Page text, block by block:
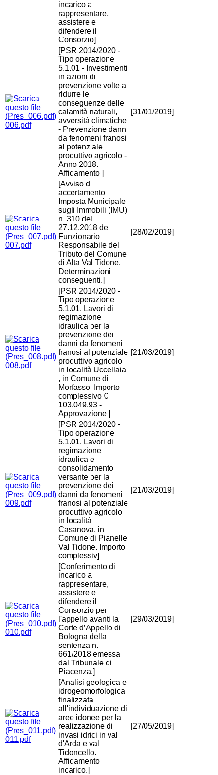
incarico a
rappresentare,
assistere e
difendere il
Consorzio]
006.pdf
[PSR 2014/2020 -
Tipo operazione
5.1.01 - Investimenti
in azioni di
prevenzione volte a
ridurre le
conseguenze delle
calamità naturali,
avversità climatiche
- Prevenzione danni
da fenomeni franosi
al potenziale
produttivo agricolo -
Anno 2018.
Affidamento ]
[31/01/2019]
007.pdf
[Avviso di
accertamento
Imposta Municipale
sugli Immobili (IMU)
n. 310 del
27.12.2018 del
Funzionario
Responsabile del
Tributo del Comune
di Alta Val Tidone.
Determinazioni
conseguenti.]
[28/02/2019]
008.pdf
[PSR 2014/2020 -
Tipo operazione
5.1.01. Lavori di
regimazione
idraulica per la
prevenzione dei
danni da fenomeni
franosi al potenziale
produttivo agricolo
in località Uccellaia
, in Comune di
Morfasso. Importo
complessivo €
103.049,93 -
Approvazione ]
[21/03/2019]
009.pdf
[PSR 2014/2020 -
Tipo operazione
5.1.01. Lavori di
regimazione
idraulica e
consolidamento
versante per la
prevenzione dei
danni da fenomeni
franosi al potenziale
produttivo agricolo
in località
Casanova, in
Comune di Pianelle
Val Tidone. Importo
complessiv]
[21/03/2019]
010.pdf
[Conferimento di
incarico a
rappresentare,
assistere e
difendere il
Consorzio per
l'appello avanti la
Corte d’Appello di
Bologna della
sentenza n.
661/2018 emessa
dal Tribunale di
Piacenza.]
[29/03/2019]
011.pdf
[Analisi geologica e
idrogeomorfologica
finalizzata
all'individuazione di
aree idonee per la
realizzazione di
invasi idrici in val
d'Arda e val
Tidoncello.
Affidamento
incarico.]
[27/05/2019]